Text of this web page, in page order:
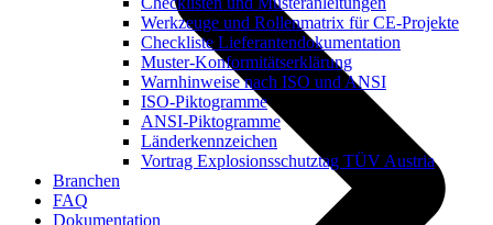
Werkzeuge und Rollenmatrix für CE-Projekte
Checkliste Lieferantendokumentation
Muster-Konformitätserklärung
Warnhinweise nach ISO und ANSI
ISO-Piktogramme
ANSI-Piktogramme
Länderkennzeichen
Vortrag Explosionsschutztag TÜV Austria
Branchen
FAQ
Dokumentation